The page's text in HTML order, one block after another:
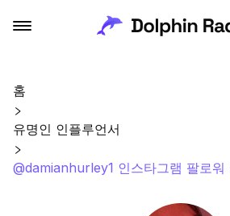
홈
유명인 인플루언서
@damianhurley1 인스타그램 팔로워